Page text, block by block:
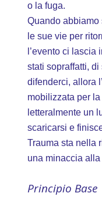
o la fuga.
Quando abbiamo
le sue vie per
l’evento ci
stati sopraffatti,
difenderci, allora
mobilizzata per
letteralmente un
scaricarsi e
Trauma sta nella
una minaccia alla
Principio Base